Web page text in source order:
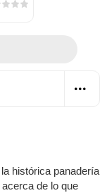
histórica panadería
de lo que